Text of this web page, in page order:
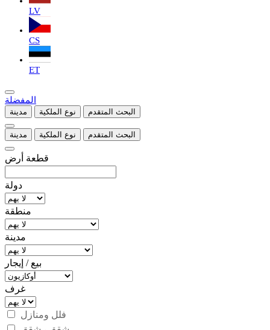
LV
CS
ET
المفضلة
مدينة نوع الملكية البحث المتقدم
مدينة نوع الملكية البحث المتقدم
قطعة أرض
دولة
منطقة
مدينة
بيع / إيجار
غرف
فلل ومنازل